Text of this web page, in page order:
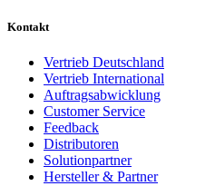
Kontakt
Vertrieb Deutschland
Vertrieb International
Auftragsabwicklung
Customer Service
Feedback
Distributoren
Solutionpartner
Hersteller & Partner